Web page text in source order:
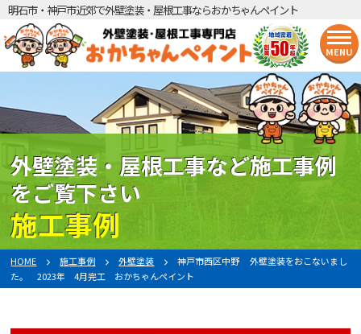
明石市・神戸市近郊で外壁塗装・屋根工事ならおかちゃんペイント
MENU
外壁塗装・屋根工事など施工事例
をご覧下さい
施工事例
HOME 施工事例 外壁塗装
神戸市西区中野 外壁塗装をおこないまし
た。 2023年 4月完工 おかちゃんペイント